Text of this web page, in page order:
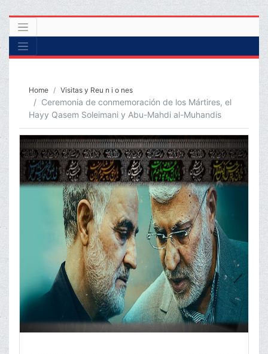
Home Visitas y Reu n i o nes
Ceremonia de conmemoración de los Mártires, el
Hayy Qasem Soleimani y Abu-Mahdi al-Muhandis